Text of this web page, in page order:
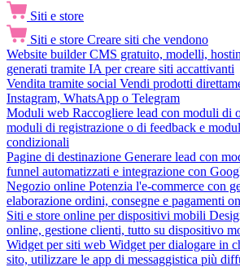
Siti e store
Siti e store Creare siti che vendono
Website builder CMS gratuito, modelli,
generati tramite IA per creare siti accattivanti
Vendita tramite social Vendi prodotti
Instagram, WhatsApp o Telegram
Moduli web Raccogliere lead con moduli di
moduli di registrazione o di feedback e
condizionali
Pagine di destinazione Generare lead con
funnel automatizzati e integrazione con
Negozio online Potenzia l'e-commerce con
elaborazione ordini, consegne e pagamenti
Siti e store online per dispositivi mobili
online, gestione clienti, tutto su dispositivo
Widget per siti web Widget per dialogare in
sito, utilizzare le app di messaggistica più